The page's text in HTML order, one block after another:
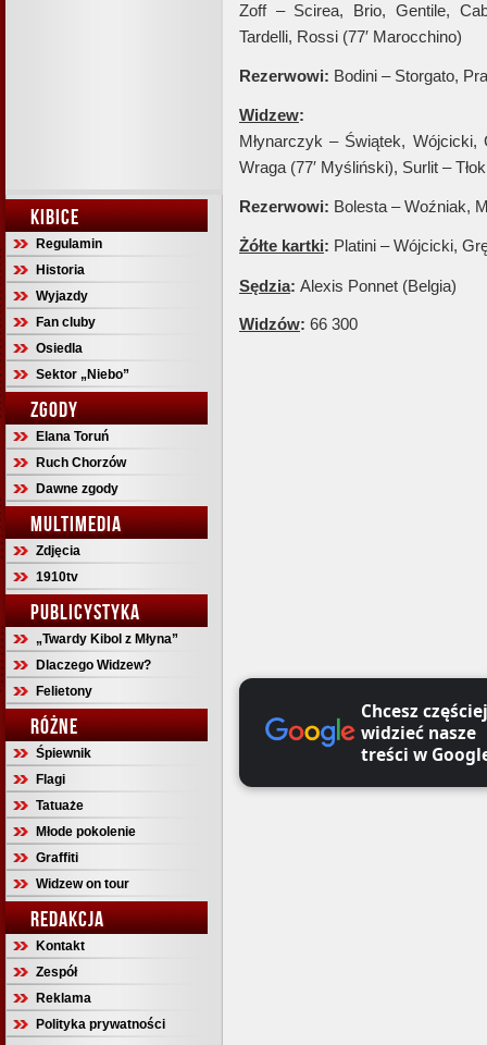
KIBICE
Regulamin
Historia
Wyjazdy
Fan cluby
Osiedla
Sektor „Niebo”
ZGODY
Elana Toruń
Ruch Chorzów
Dawne zgody
MULTIMEDIA
Zdjęcia
1910tv
PUBLICYSTYKA
„Twardy Kibol z Młyna”
Dlaczego Widzew?
Felietony
RÓŻNE
Śpiewnik
Flagi
Tatuaże
Młode pokolenie
Graffiti
Widzew on tour
REDAKCJA
Kontakt
Zespół
Reklama
Polityka prywatności
Zoff – Scirea, Brio, Gentile,
Tardelli, Rossi (77′ Marocchino)
Rezerwowi: Bodini – Storgato,
Widzew:
Młynarczyk – Świątek,
Wraga (77′ Myśliński), Surlit –
Rezerwowi: Bolesta – Woźniak,
Żółte kartki: Platini – Wójcicki,
Sędzia: Alexis Ponnet (Belgia)
Widzów: 66 300
Chcesz częściej
widzieć nasze
treści w